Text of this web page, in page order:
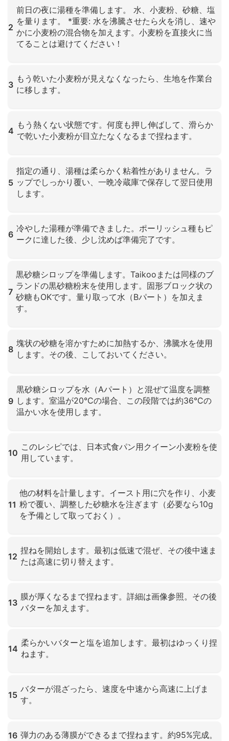
2
前日の夜に湯種を準備します。 水、小麦粉、砂糖、塩
を量ります。 *重要: 水を沸騰させたら火を消し、速や
かに小麦粉の混合物を加えます。小麦粉を直接火に当
てることは避けてください！
3
もう乾いた小麦粉が見えなくなったら、生地を作業台
に移します。
4
もう熱くない状態です。何度も押し伸ばして、滑らか
で乾いた小麦粉が目立たなくなるまで捏ねます。
5
指定の通り、湯種は柔らかく粘着性がありません。ラ
ップでしっかり覆い、一晩冷蔵庫で保存して翌日使用
します。
6
冷やした湯種が準備できました。ポーリッシュ種もピ
ークに達した後、少し沈めば準備完了です。
7
黒砂糖シロップを準備します。Taikooまたは同様のブ
ランドの黒砂糖粉末を使用します。固形ブロック状の
砂糖もOKです。量り取って水（Bパート）を加えま
す。
8
塊状の砂糖を溶かすために加熱するか、沸騰水を使用
します。その後、こしておいてください。
9
黒砂糖シロップを水（Aパート）と混ぜて温度を調整
します。室温が20°Cの場合、この段階では約36°Cの
温かい水を使用します。
10
このレシピでは、日本式食パン用クイーン小麦粉を使
用しています。
11
他の材料を計量します。イースト用に穴を作り、小麦
粉で覆い、調整した砂糖水を注ぎます（必要なら10g
を予備として取っておく）。
12
捏ねを開始します。最初は低速で混ぜ、その後中速ま
たは高速に切り替えます。
13
膜が厚くなるまで捏ねます。詳細は画像参照。その後
バターを加えます。
14
柔らかいバターと塩を追加します。最初はゆっくり捏
ねます。
15
バターが混ざったら、速度を中速から高速に上げま
す。
16 弾力のある薄膜ができるまで捏ねます。約95%完成。